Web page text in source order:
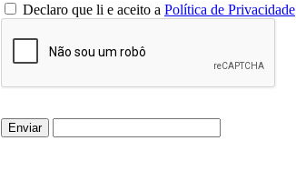
Declaro que li e aceito a Política de Privacidade
Enviar